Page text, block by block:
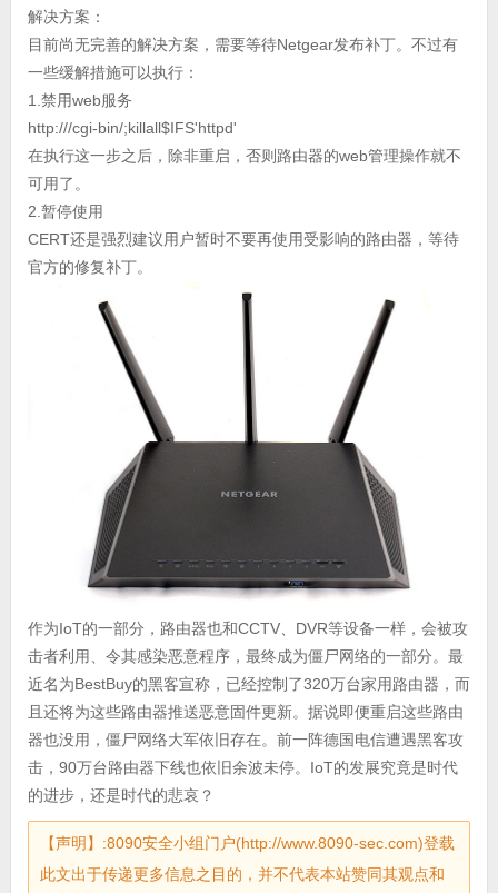
解决方案：
目前尚无完善的解决方案，需要等待Netgear发布补丁。不过有
一些缓解措施可以执行：
1.禁用web服务
http:///cgi-bin/;killall$IFS'httpd'
在执行这一步之后，除非重启，否则路由器的web管理操作就不
可用了。
2.暂停使用
CERT还是强烈建议用户暂时不要再使用受影响的路由器，等待
官方的修复补丁。
作为IoT的一部分，路由器也和CCTV、DVR等设备一样，会被攻
击者利用、令其感染恶意程序，最终成为僵尸网络的一部分。最
近名为BestBuy的黑客宣称，已经控制了320万台家用路由器，而
且还将为这些路由器推送恶意固件更新。据说即便重启这些路由
器也没用，僵尸网络大军依旧存在。前一阵德国电信遭遇黑客攻
击，90万台路由器下线也依旧余波未停。IoT的发展究竟是时代
的进步，还是时代的悲哀？
【声明】:8090安全小组门户(http://www.8090-sec.com)登载
此文出于传递更多信息之目的，并不代表本站赞同其观点和